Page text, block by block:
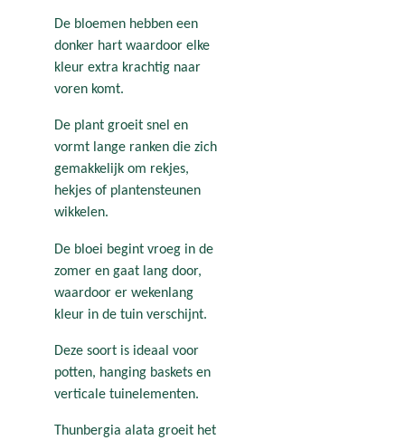
De bloemen hebben een
donker hart waardoor elke
kleur extra krachtig naar
voren komt.
De plant groeit snel en
vormt lange ranken die zich
gemakkelijk om rekjes,
hekjes of plantensteunen
wikkelen.
De bloei begint vroeg in de
zomer en gaat lang door,
waardoor er wekenlang
kleur in de tuin verschijnt.
Deze soort is ideaal voor
potten, hanging baskets en
verticale tuinelementen.
Thunbergia alata groeit het